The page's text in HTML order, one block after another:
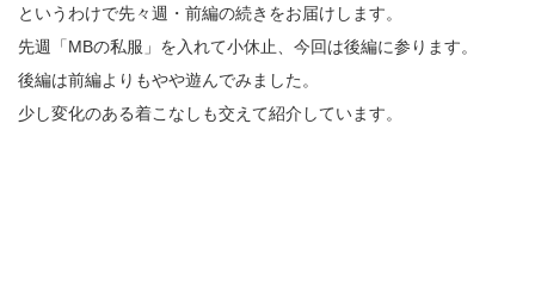
というわけで先々週・前編の続きをお届けします。
先週「MBの私服」を入れて小休止、今回は後編に参ります。
後編は前編よりもやや遊んでみました。
少し変化のある着こなしも交えて紹介しています。